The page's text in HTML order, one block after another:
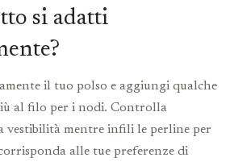
si adatti
il tuo polso e aggiungi qualche
al filo per i nodi. Controlla
vestibilità mentre infili le perline per
alle tue preferenze di